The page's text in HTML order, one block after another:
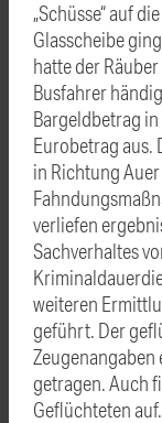
„Schüsse“ auf
Glasscheibe
hatte der
Busfahrer
Bargeldbetrag
Eurobetrag aus.
in Richtung
verliefen
Sachverhaltes
weiteren
geführt. Der
getragen. Auch
Geflüchteten